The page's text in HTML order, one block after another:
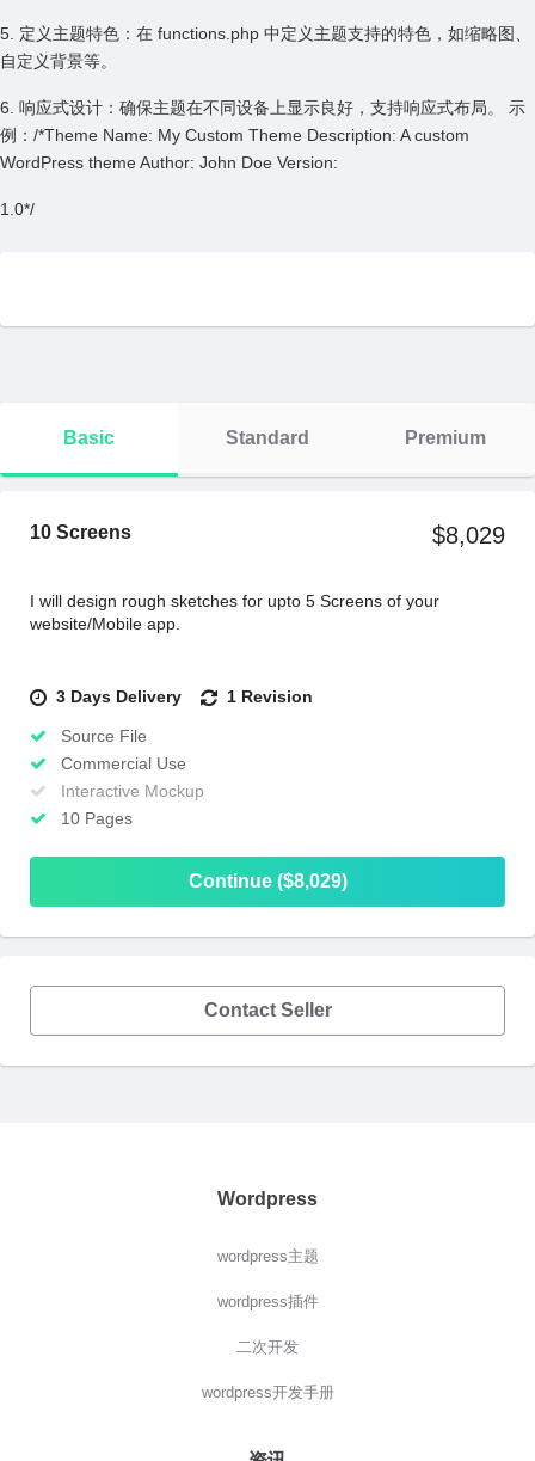
5. 定义主题特⾊：在 functions.php 中定义主题⽀持的特⾊，如缩略图、
⾃定义背景等。
6. 响应式设计：确保主题在不同设备上显⽰良好，⽀持响应式布局。 ⽰
例：/*Theme Name: My Custom Theme Description: A custom
WordPress theme Author: John Doe Version:
1.0*/
Basic Standard Premium
10 Screens $8,029
I will design rough sketches for upto 5 Screens of your
website/Mobile app.
3 Days Delivery 1 Revision
Source File
Commercial Use
Interactive Mockup
10 Pages
Continue ($8,029)
Contact Seller
Wordpress
wordpress主题
wordpress插件
二次开发
wordpress开发手册